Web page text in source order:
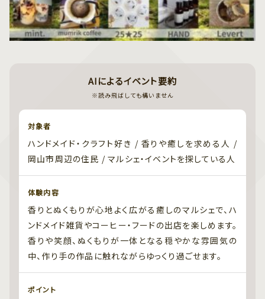
AIによるイベント要約
※読み飛ばしても構いません
対象者
ハンドメイド・クラフト好き / 香りや癒しを求める人 /
岡山市周辺の住民 / マルシェ・イベントを探している人
体験内容
香りとぬくもりが心地よく広がる癒しのマルシェで、ハ
ンドメイド雑貨やコーヒー・フードの出店を楽しめます。
香りや笑顔、ぬくもりが一体となる穏やかな雰囲気の
中、作り手の作品に触れながらゆっくり過ごせます。
ポイント